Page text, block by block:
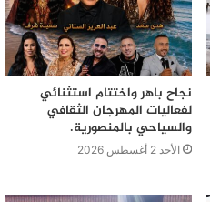
نجاح باهر واختتام استثنائي
لفعاليات المهرجان الثقافي
والسياحي بالمنصورية.
الأحد 2 أغسطس 2026